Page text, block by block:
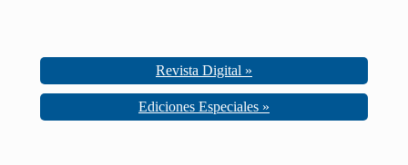
Revista Digital »
Ediciones Especiales »